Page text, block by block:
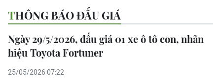
THÔNG BÁO ĐẤU GIÁ
Ngày 29/5/2026, đấu giá 01 xe ô tô con, nhãn
hiệu Toyota Fortuner
25/05/2026 07:22